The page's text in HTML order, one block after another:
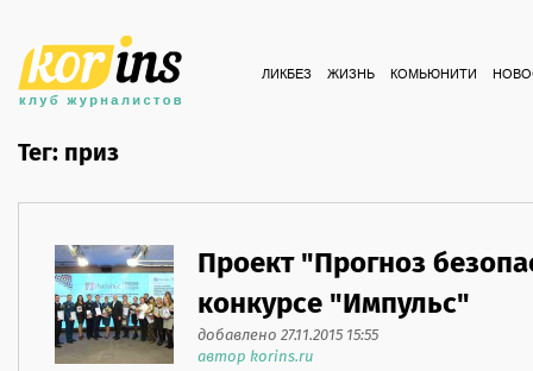
ЛИКБЕЗ ЖИЗНЬ КОМЬЮНИТИ
Тег: приз
Проект "Прогноз
конкурсе "Импульс"
добавлено 27.11.2015 15:55
автор korins.ru